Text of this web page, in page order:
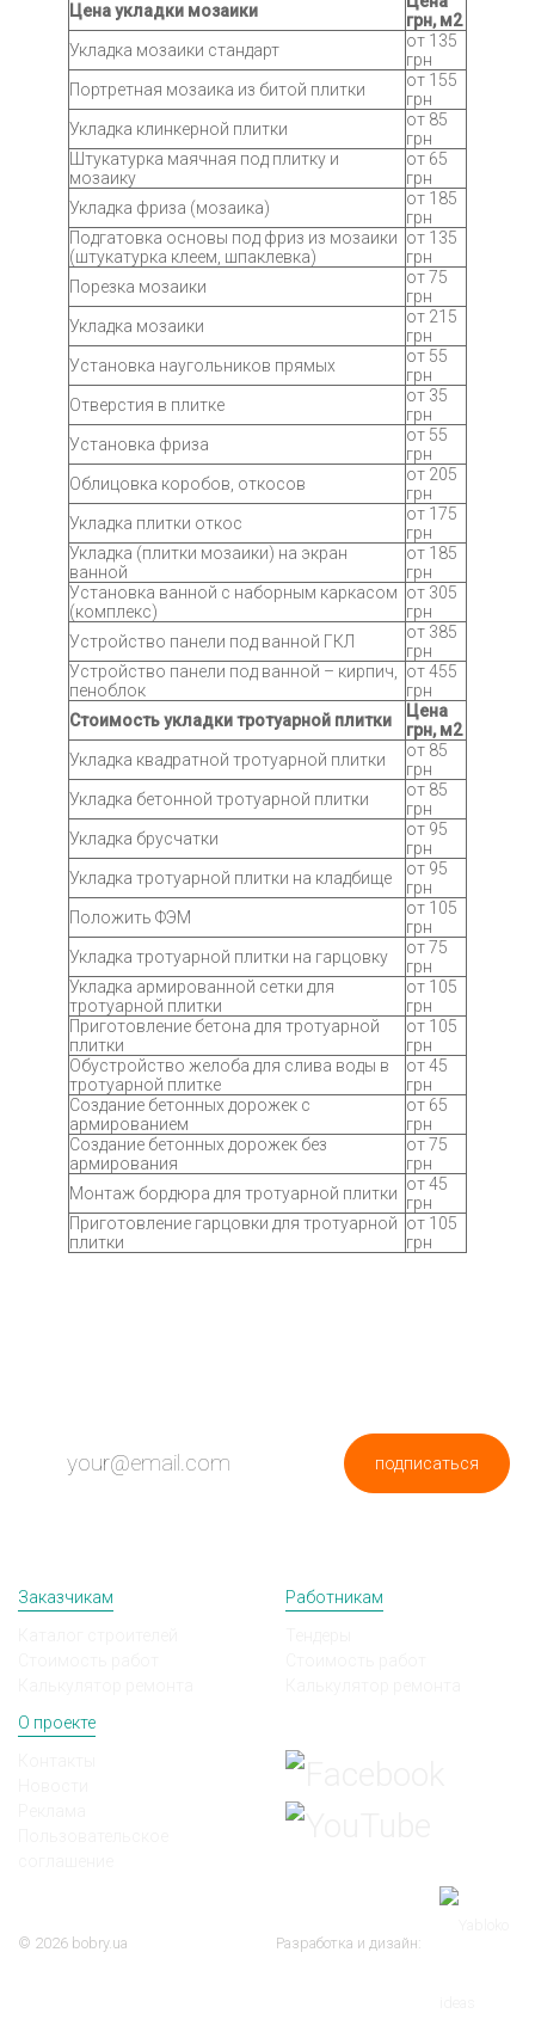
Цена укладки мозаики
грн, м2
Укладка мозаики стандарт
от 135
грн
Портретная мозаика из битой плитки
от 155
грн
Укладка клинкерной плитки
от 85
грн
Штукатурка маячная под плитку и
мозаику
от 65
грн
Укладка фриза (мозаика)
от 185
грн
Подгатовка основы под фриз из мозаики
(штукатурка клеем, шпаклевка)
от 135
грн
Порезка мозаики
от 75
грн
Укладка мозаики
от 215
грн
Установка наугольников прямых
от 55
грн
Отверстия в плитке
от 35
грн
Установка фриза
от 55
грн
Облицовка коробов, откосов
от 205
грн
Укладка плитки откос
от 175
грн
Укладка (плитки мозаики) на экран
ванной
от 185
грн
Установка ванной с наборным каркасом
(комплекс)
от 305
грн
Устройство панели под ванной ГКЛ
от 385
грн
Устройство панели под ванной – кирпич,
пеноблок
от 455
грн
Стоимость укладки тротуарной плитки
Цена
грн, м2
Укладка квадратной тротуарной плитки
от 85
грн
Укладка бетонной тротуарной плитки
от 85
грн
Укладка брусчатки
от 95
грн
Укладка тротуарной плитки на кладбище
от 95
грн
Положить ФЭМ
от 105
грн
Укладка тротуарной плитки на гарцовку
от 75
грн
Укладка армированной сетки для
тротуарной плитки
от 105
грн
Приготовление бетона для тротуарной
плитки
от 105
грн
Обустройство желоба для слива воды в
тротуарной плитке
от 45
грн
Создание бетонных дорожек с
армированием
от 65
грн
Создание бетонных дорожек без
армирования
от 75
грн
Монтаж бордюра для тротуарной плитки от 45
грн
Приготовление гарцовки для тротуарной
плитки
от 105
грн
подписаться
Заказчикам
Работникам
О проекте
© 2026 bobry.ua Разработка и дизайн: